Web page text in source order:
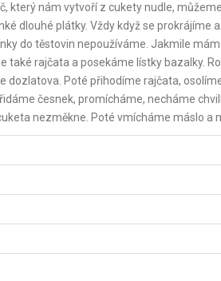
který nám vytvoří z cukety nudle,
dlouhé plátky. Vždy když se prokrájíme
do těstovin nepoužíváme. Jakmile
také rajčata a posekáme lístky bazalky.
dozlatova. Poté přihodíme rajčata,
česnek, promícháme, necháme
nezměkne. Poté vmícháme máslo a